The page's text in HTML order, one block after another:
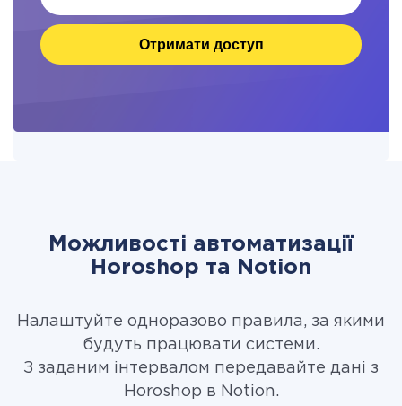
Отримати доступ
Можливості автоматизації
Horoshop та Notion
Налаштуйте одноразово правила, за якими
будуть працювати системи.
З заданим інтервалом передавайте дані з
Horoshop в Notion.